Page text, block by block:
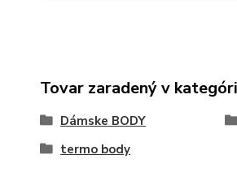
Tovar zaradený v
Dámske BODY
termo body